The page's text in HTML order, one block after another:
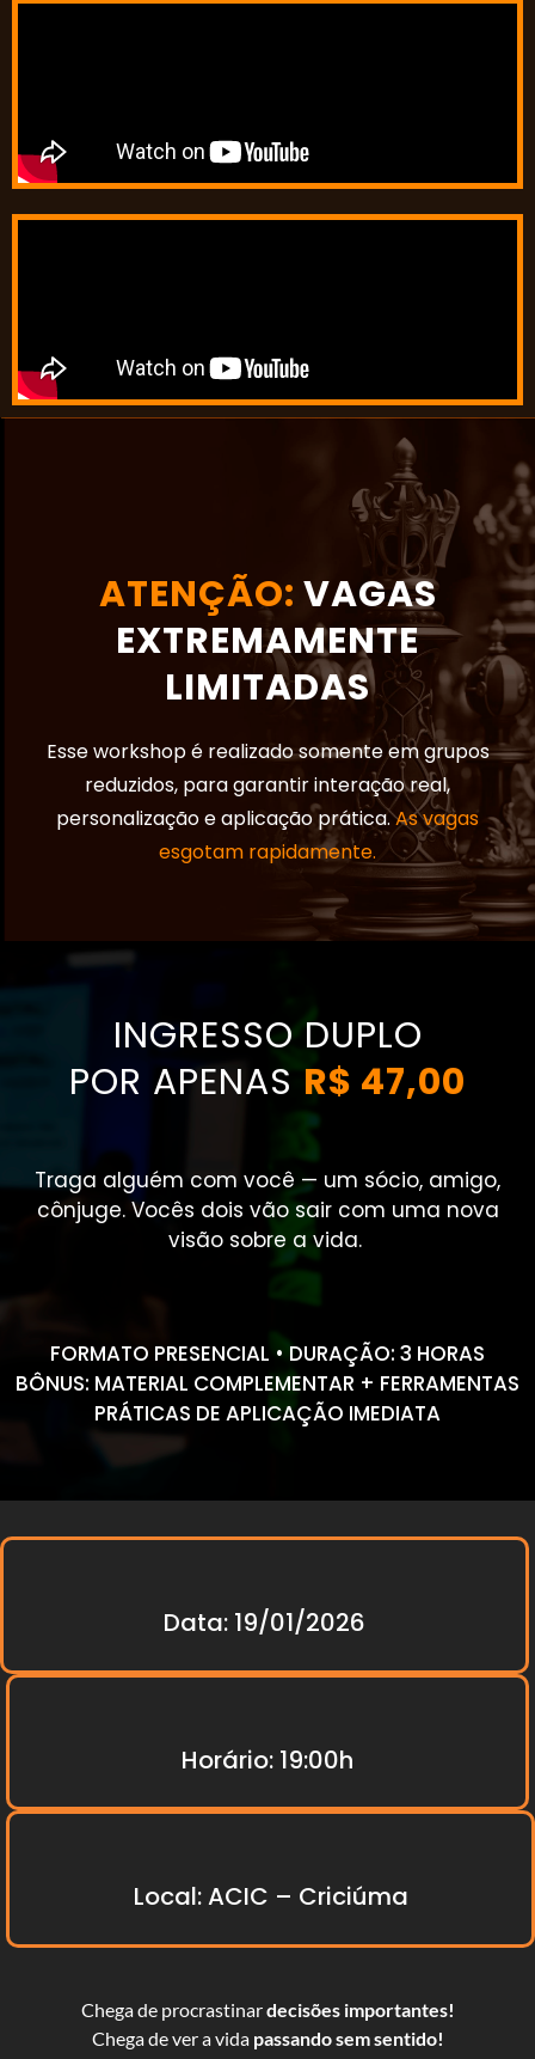
ATENÇÃO: VAGAS
EXTREMAMENTE
LIMITADAS
Esse workshop é realizado somente em grupos
reduzidos, para garantir interação real,
personalização e aplicação prática.As vagas
esgotam rapidamente.
INGRESSO DUPLO
POR APENAS R$ 47,00
Traga alguém com você — um sócio, amigo,
cônjuge. Vocês dois vão sair com uma nova
visão sobre a vida.
FORMATO PRESENCIAL • DURAÇÃO: 3 HORAS
BÔNUS: MATERIAL COMPLEMENTAR + FERRAMENTAS
PRÁTICAS DE APLICAÇÃO IMEDIATA
Data: 19/01/2026
Horário: 19:00h
Local: ACIC – Criciúma
Chega de procrastinardecisões importantes!
Chega de ver a vida passando sem sentido!